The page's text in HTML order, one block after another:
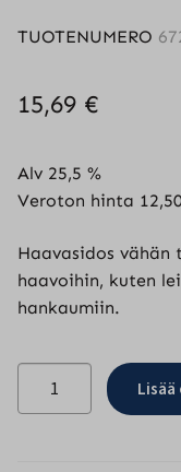
TUOTENUMERO
15,69 €
Alv 25,5 %
Veroton hinta
Haavasidos
haavoihin, kuten
hankaumiin.
haavasidos